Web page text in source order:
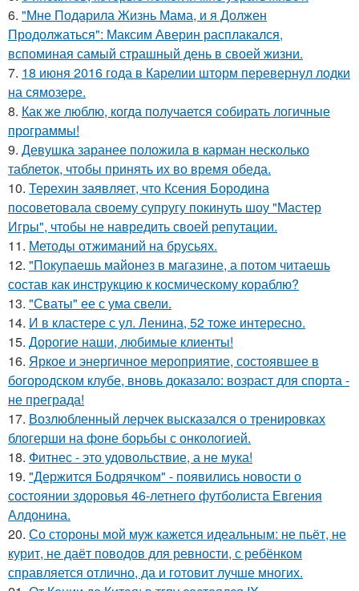
6. "Мне Подарила Жизнь Мама, и я Должен
Продолжаться": Максим Аверин расплакался,
вспоминая самый страшный день в своей жизни.
7. 18 июня 2016 года в Карелии шторм перевернул лодки
на сямозере.
8. Как же люблю, когда получается собирать логичные
программы!
9. Девушка заранее положила в карман несколько
таблеток, чтобы принять их во время обеда.
10. Терехин заявляет, что Ксения Бородина
посоветовала своему супругу покинуть шоу "Мастер
Игры", чтобы не навредить своей репутации.
11. Методы отжиманий на брусьях.
12. "Покупаешь майонез в магазине, а потом читаешь
состав как инструкцию к космическому кораблю?
13. "Сваты" ее с ума свели.
14. И в кластере с ул. Ленина, 52 тоже интересно.
15. Дорогие наши, любимые клиенты!
16. Яркое и энергичное мероприятие, состоявшее в
богородском клубе, вновь доказало: возраст для спорта -
не преграда!
17. Возлюбленный лерчек высказался о тренировках
блогерши на фоне борьбы с онкологией.
18. Фитнес - это удовольствие, а не мука!
19. "Держится Бодрячком" - появились новости о
состоянии здоровья 46-летнего футболиста Евгения
Алдонина.
20. Со стороны мой муж кажется идеальным: не пьёт, не
курит, не даёт поводов для ревности, с ребёнком
справляется отлично, да и готовит лучше многих.